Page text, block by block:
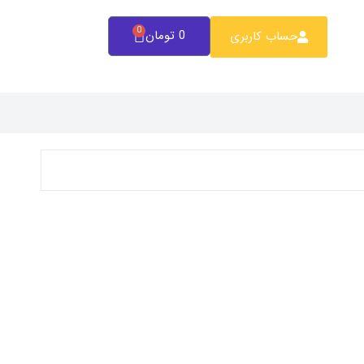
حساب کاربری 0 تومان 0